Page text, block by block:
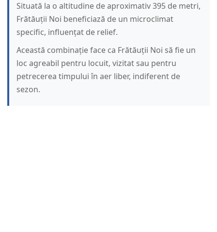
Situată la o altitudine de aproximativ 395 de metri,
Frătăuții Noi beneficiază de un microclimat
specific, influențat de relief.
Această combinație face ca Frătăuții Noi să fie un
loc agreabil pentru locuit, vizitat sau pentru
petrecerea timpului în aer liber, indiferent de
sezon.